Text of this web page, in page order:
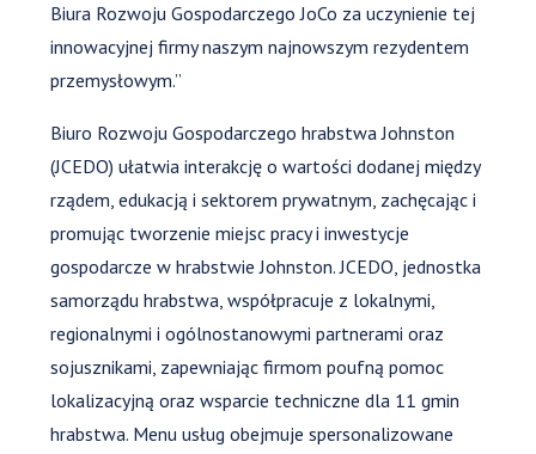
Biura Rozwoju Gospodarczego JoCo za uczynienie tej
innowacyjnej firmy naszym najnowszym rezydentem
przemysłowym.”
Biuro Rozwoju Gospodarczego hrabstwa Johnston
(JCEDO) ułatwia interakcję o wartości dodanej między
rządem, edukacją i sektorem prywatnym, zachęcając i
promując tworzenie miejsc pracy i inwestycje
gospodarcze w hrabstwie Johnston. JCEDO, jednostka
samorządu hrabstwa, współpracuje z lokalnymi,
regionalnymi i ogólnostanowymi partnerami oraz
sojusznikami, zapewniając firmom poufną pomoc
lokalizacyjną oraz wsparcie techniczne dla 11 gmin
hrabstwa. Menu usług obejmuje spersonalizowane